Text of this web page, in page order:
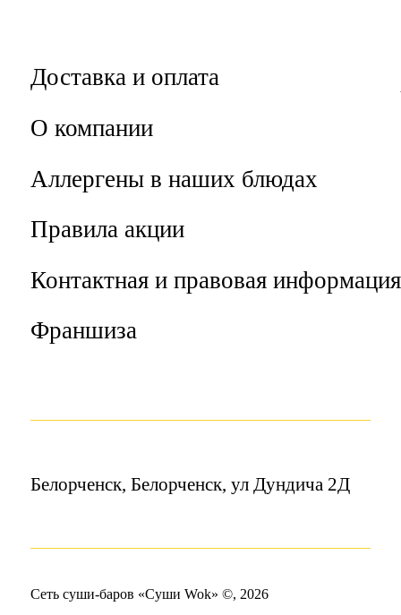
Доставка и оплата
О компании
Аллергены в наших блюдах
Правила акции
Контактная и правовая информация
Франшиза
Белорченск, Белорченск, ул Дундича 2Д
Сеть суши-баров «Суши Wok» ©, 2026